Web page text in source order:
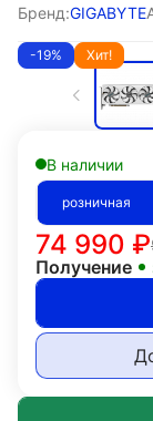
Бренд:GIGABYTE
-19% Хит!
В наличии
розничная
74 990 ₽
Получение